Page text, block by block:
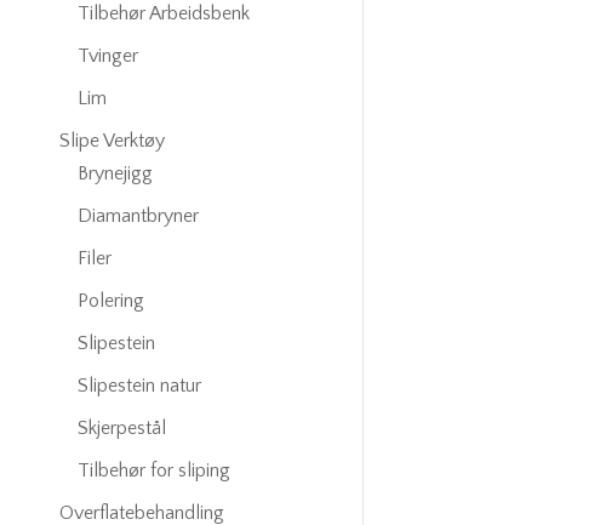
Tilbehør Arbeidsbenk
Tvinger
Lim
Slipe Verktøy
Brynejigg
Diamantbryner
Filer
Polering
Slipestein
Slipestein natur
Skjerpestål
Tilbehør for sliping
Overflatebehandling